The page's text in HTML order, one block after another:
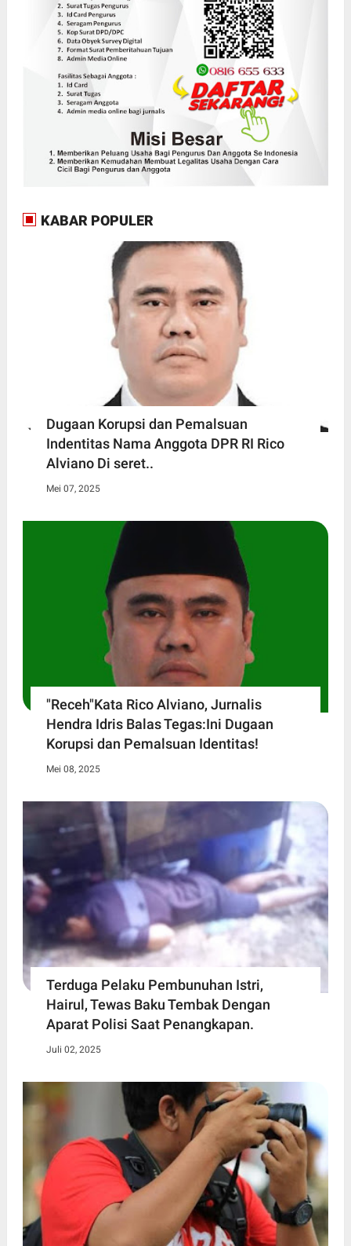
KABAR POPULER
Dugaan Korupsi dan Pemalsuan
Indentitas Nama Anggota DPR RI Rico
Alviano Di seret..
Mei 07, 2025
"Receh"Kata Rico Alviano, Jurnalis
Hendra Idris Balas Tegas:Ini Dugaan
Korupsi dan Pemalsuan Identitas!
Mei 08, 2025
Terduga Pelaku Pembunuhan Istri,
Hairul, Tewas Baku Tembak Dengan
Aparat Polisi Saat Penangkapan.
Juli 02, 2025